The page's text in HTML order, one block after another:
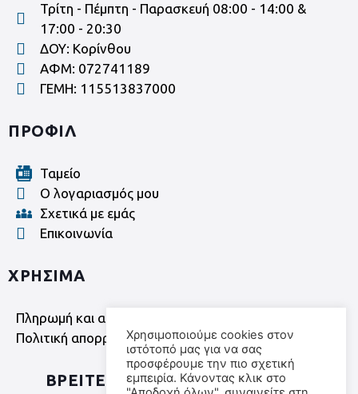
Τρίτη - Πέμπτη - Παρασκευή 08:00 - 14:00 &
17:00 - 20:30
ΔΟΥ: Κορίνθου
ΑΦΜ: 072741189
ΓΕΜΗ: 115513837000
ΠΡΟΦΙΛ
Ταμείο
Ο λογαριασμός μου
Σχετικά με εμάς
Επικοινωνία
ΧΡΗΣΙΜΑ
Πληρωμή και αποστολή - Όροι χρήσης
Πολιτική απορρήτου
ΒΡΕΙΤΕ ΜΑΣ ΣΤΑ SOCIAL MEDIA
Χρησιμοποιούμε cookies στον
ιστότοπό μας για να σας
προσφέρουμε την πιο σχετική
εμπειρία. Κάνοντας κλικ στο